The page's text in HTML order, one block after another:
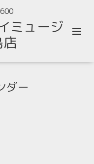
ミュージ
ダー